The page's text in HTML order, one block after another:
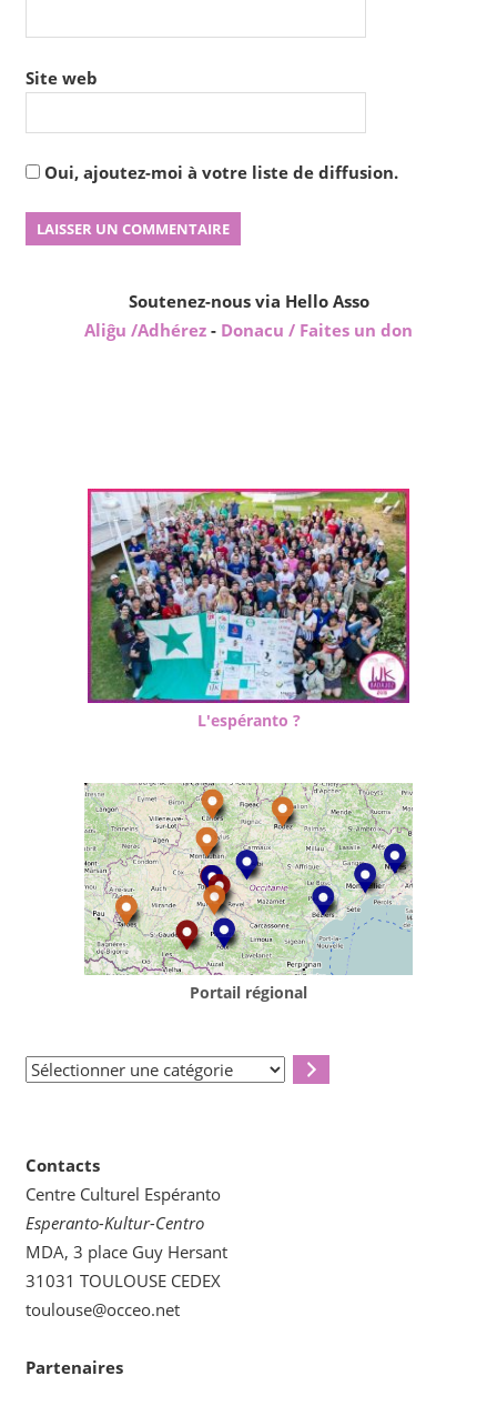
Site web
Oui, ajoutez-moi à votre liste de diffusion.
Soutenez-nous via Hello Asso
Aliĝu /Adhérez - Donacu / Faites un don
L'espéranto ?
Portail régional
Sélectionner
Contacts
Centre Culturel Espéranto
Esperanto-Kultur-Centro
MDA, 3 place Guy Hersant
31031 TOULOUSE CEDEX
toulouse@occeo.net
Partenaires